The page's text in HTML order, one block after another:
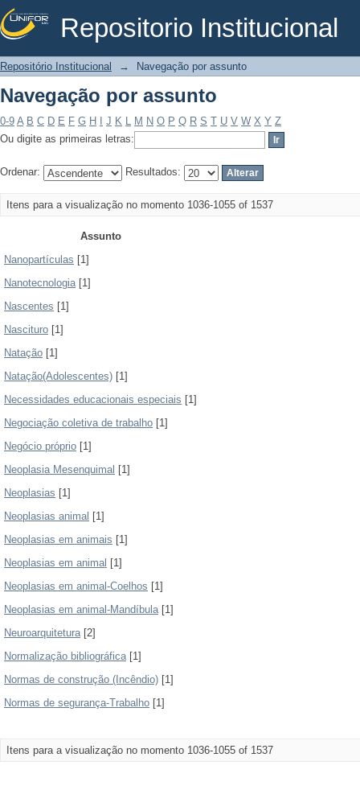
Repositorio Institucional
Navegação por assunto
Repositório Institucional → Navegação por assunto
Navegação por assunto
0-9 A B C D E F G H J K L M N O P Q R S T U V W X Y Z
Ou digite as primeiras letras:
Ordenar: Resultados:
Itens para a visualização no momento 1036-1055 of 1537
Assunto
Nanopartículas [1]
Nanotecnologia[1]
Nascentes [1]
Nascituro [1]
Natação [1]
Natação(Adolescentes) [1]
Necessidades educacionais especiais [1]
Negociação coletiva de trabalho [1]
Negócio próprio [1]
Neoplasia Mesenquimal [1]
Neoplasias [1]
Neoplasias animal [1]
Neoplasias em animais [1]
Neoplasias em animal [1]
Neoplasias em animal-Coelhos [1]
Neoplasias em animal-Mandíbula[1]
Neuroarquitetura[2]
Normalização bibliográfica[1]
Normas de construção (Incêndio) [1]
Normas de segurança-Trabalho [1]
Itens para a visualização no momento 1036-1055 of 1537